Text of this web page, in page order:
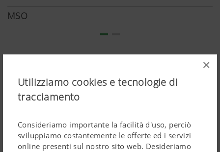
×
Utilizziamo cookies e tecnologie di
tracciamento
Consideriamo importante la facilità d'uso, perciò
sviluppiamo costantemente le offerte ed i servizi
online presenti sul nostro sito web. Desideriamo
MSO